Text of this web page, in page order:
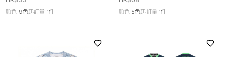
顏色 9色起訂量 1件 顏色 5色起訂量 1件